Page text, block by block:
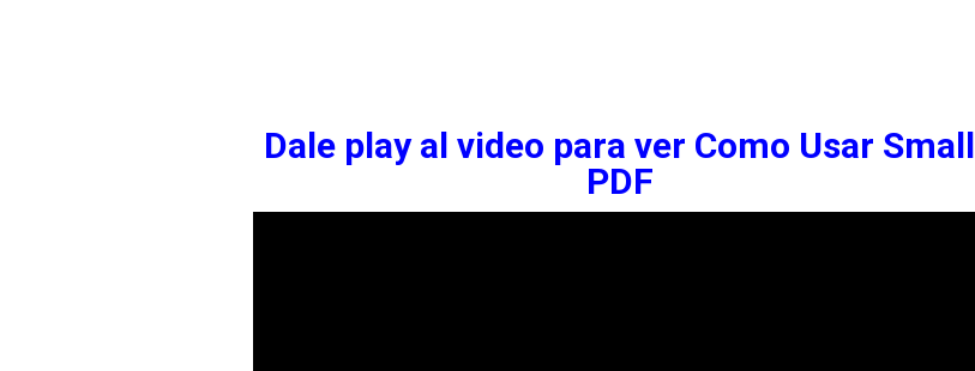
Dale play al video para ver Como Usar Small
PDF